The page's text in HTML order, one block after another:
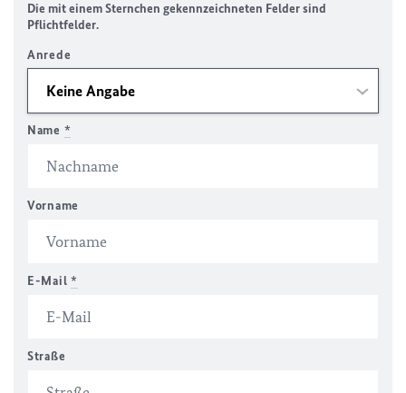
Die mit einem Sternchen gekennzeichneten Felder sind
Pflichtfelder.
Anrede
Name *
Vorname
E-Mail *
Straße